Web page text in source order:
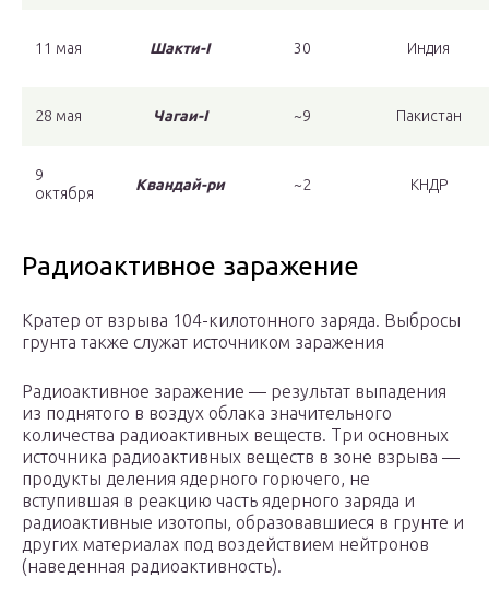
11 мая Шакти-I 30 Индия
28 мая Чагаи-I ~9 Пакистан
9
октября
Квандай-ри ~2 КНДР
Радиоактивное заражение
Кратер от взрыва 104-килотонного заряда. Выбросы
грунта также служат источником заражения
Радиоактивное заражение — результат выпадения
из поднятого в воздух облака значительного
количества радиоактивных веществ. Три основных
источника радиоактивных веществ в зоне взрыва —
продукты деления ядерного горючего, не
вступившая в реакцию часть ядерного заряда и
радиоактивные изотопы, образовавшиеся в грунте и
других материалах под воздействием нейтронов
(наведенная радиоактивность).